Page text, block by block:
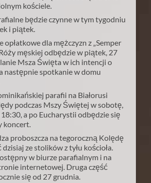
kościele.
będzie czynne w tym tygodniu
i piątek.
opłatkowe dla mężczyzn z „Semper
męskiej odbędzie w piątek, 27
Msza Święta w ich intencji o
następnie spotkanie w domu
parafii na Białorusi
podczas Mszy Świętej w sobotę,
a po Eucharystii odbędzie się
koncert.
proboszcza na tegoroczną Kolędę
ze stolików z tyłu kościoła.
w biurze parafialnym i na
internetowej. Druga część
się od 27 grudnia.